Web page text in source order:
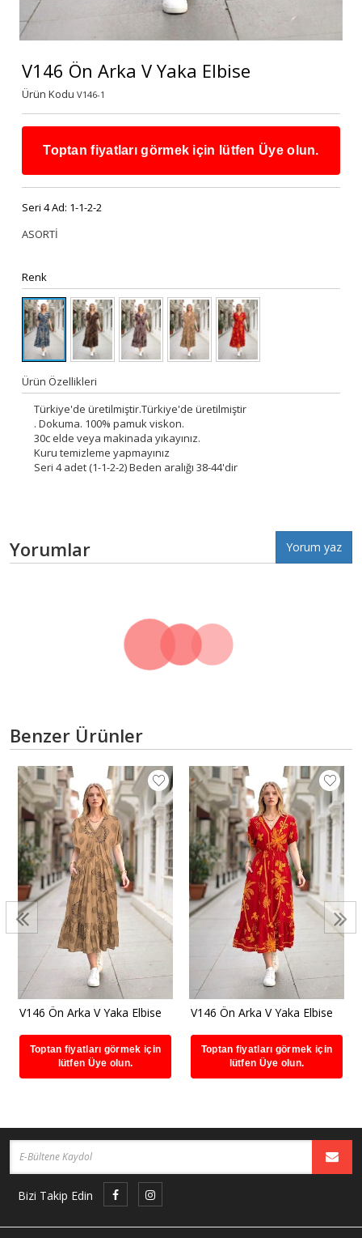
V146 Ön Arka V Yaka Elbise
Ürün Kodu V146-1
Toptan fiyatları görmek için lütfen Üye olun.
Seri 4 Ad: 1-1-2-2
ASORTİ
Renk
Ürün Özellikleri
Türkiye'de üretilmiştir.Türkiye'de üretilmiştir
. Dokuma. 100% pamuk viskon.
30c elde veya makinada yıkayınız.
Kuru temizleme yapmayınız
Seri 4 adet (1-1-2-2) Beden aralığı 38-44'dir
Yorumlar Yorum yaz
Benzer Ürünler
V146 Ön Arka V Yaka Elbise
Toptan fiyatları görmek için
lütfen Üye olun.
V146 Ön Arka V Yaka Elbise
Toptan fiyatları görmek için
lütfen Üye olun.
Bizi Takip Edin